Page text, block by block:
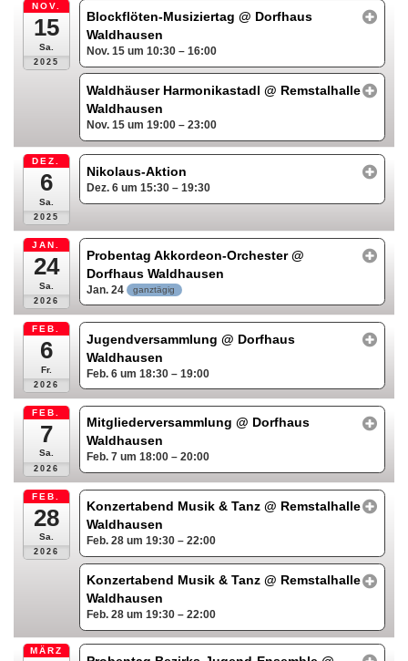
NOV.
15
Sa.
2025
Blockflöten-Musiziertag@ Dorfhaus
Waldhausen
Nov. 15 um 10:30 – 16:00
Waldhäuser Harmonikastadl@ Remstalhalle
Waldhausen
Nov. 15 um 19:00 – 23:00
DEZ.
6
Sa.
2025
Nikolaus-Aktion
Dez. 6 um 15:30 – 19:30
JAN.
24
Sa.
2026
Probentag Akkordeon-Orchester@
Dorfhaus Waldhausen
Jan. 24 ganztägig
FEB.
6
Fr.
2026
Jugendversammlung@ Dorfhaus
Waldhausen
Feb. 6 um 18:30 – 19:00
FEB.
7
Sa.
2026
Mitgliederversammlung@ Dorfhaus
Waldhausen
Feb. 7 um 18:00 – 20:00
FEB.
28
Sa.
2026
Konzertabend Musik & Tanz@ Remstalhalle
Waldhausen
Feb. 28 um 19:30 – 22:00
Konzertabend Musik & Tanz@ Remstalhalle
Waldhausen
Feb. 28 um 19:30 – 22:00
MÄRZ